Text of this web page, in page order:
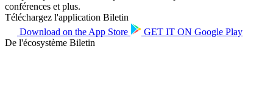
conférences et plus.
Téléchargez l'application Biletin
Download on the App Store GET IT ON Google Play
De l'écosystème Biletin